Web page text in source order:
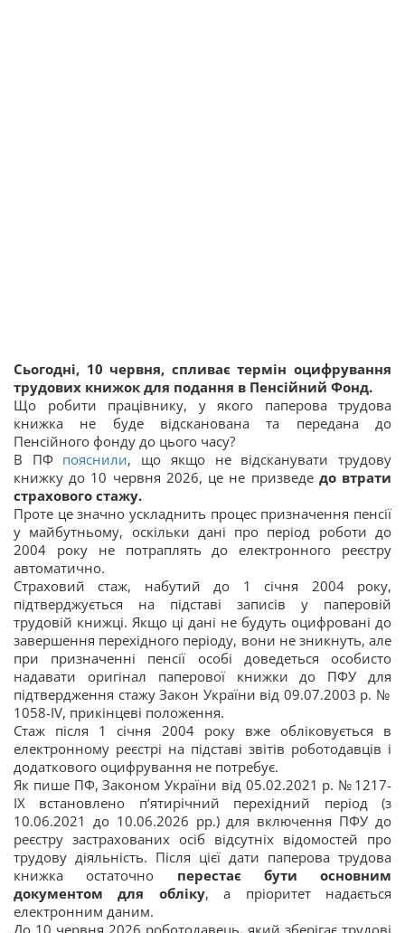
Сьогодні, 10 червня, спливає термін оцифрування
трудових книжок для подання в Пенсійний Фонд.
Що робити працівнику, у якого паперова трудова
книжка не буде відсканована та передана до
Пенсійного фонду до цього часу?
В ПФ пояснили, що якщо не відсканувати трудову
книжку до 10 червня 2026, це не призведе до втрати
страхового стажу.
Проте це значно ускладнить процес призначення пенсії
у майбутньому, оскільки дані про період роботи до
2004 року не потраплять до електронного реєстру
автоматично.
Страховий стаж, набутий до 1 січня 2004 року,
підтверджується на підставі записів у паперовій
трудовій книжці. Якщо ці дані не будуть оцифровані до
завершення перехідного періоду, вони не зникнуть, але
при призначенні пенсії особі доведеться особисто
надавати оригінал паперової книжки до ПФУ для
підтвердження стажу Закон України від 09.07.2003 р. №
1058-IV, прикінцеві положення.
Стаж після 1 січня 2004 року вже обліковується в
електронному реєстрі на підставі звітів роботодавців і
додаткового оцифрування не потребує.
Як пише ПФ, Законом України від 05.02.2021 р. № 1217-
IX встановлено п’ятирічний перехідний період (з
10.06.2021 до 10.06.2026 рр.) для включення ПФУ до
реєстру застрахованих осіб відсутніх відомостей про
трудову діяльність. Після цієї дати паперова трудова
книжка остаточно перестає бути основним
документом для обліку, а пріоритет надається
електронним даним.